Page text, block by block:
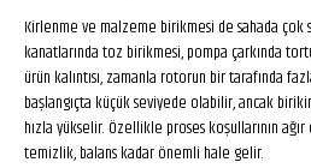
Kirlenme ve malzeme birikmesi de sahada çok
kanatlarında toz birikmesi, pompa çarkında
ürün kalıntısı, zamanla rotorun bir tarafında
başlangıçta küçük seviyede olabilir, ancak
hızla yükselir. Özellikle proses koşullarının
temizlik, balans kadar önemli hale gelir.